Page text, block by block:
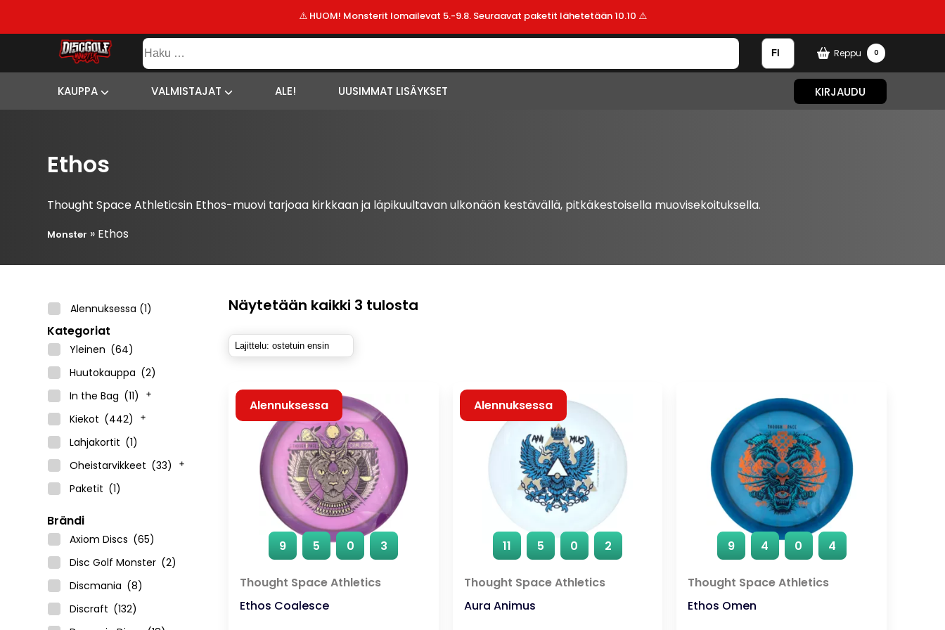
⚠️ HUOM! Monsterit lomailevat 5.-9.8. Seuraavat paketit lähetetään 10.10 ⚠️
VALMISTAJAT
SISÄLTÖ
SITEMAP
Haku: Reppu 0
KAUPPA VALMISTAJAT ALE! UUSIMMAT LISÄYKSET KIRJAUDU
Ethos
Thought Space Athleticsin Ethos-muovi tarjoaa kirkkaan ja läpikuultavan ulkonäön kestävällä, pitkäkestoisella muovisekoituksella.
Monster » Ethos
Alennuksessa (1)
Kategoriat
Yleinen (64)
Huutokauppa (2)
In the Bag (11)
Kiekot (442)
Lahjakortit (1)
Oheistarvikkeet (33)
Paketit (1)
Brändi
Axiom Discs (65)
Disc Golf Monster (2)
Discmania (8)
Discraft (132)
Näytetään kaikki 3 tulosta
9 5 0 3
Thought Space Athletics
Ethos Coalesce
Alennuksessa
11 5 0 2
Thought Space Athletics
Aura Animus
Alennuksessa
9 4 0 4
Thought Space Athletics
Ethos Omen